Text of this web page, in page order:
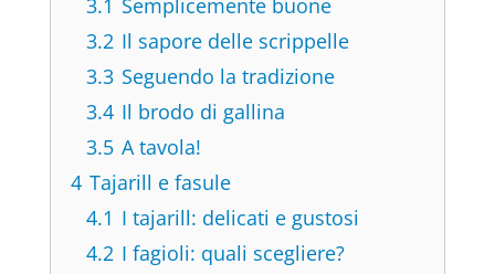
3.1 Semplicemente buone
3.2 Il sapore delle scrippelle
3.3 Seguendo la tradizione
3.4 Il brodo di gallina
3.5 A tavola!
4 Tajarill e fasule
4.1 I tajarill: delicati e gustosi
4.2 I fagioli: quali scegliere?